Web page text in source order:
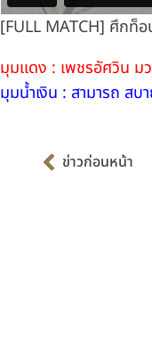
[FULL MATCH] ศึกท็
มุมแดง : เพชรอัศวิน ม
มุมน้ำเงิน : สามารถ สบ
ข่าวก่อนหน้า